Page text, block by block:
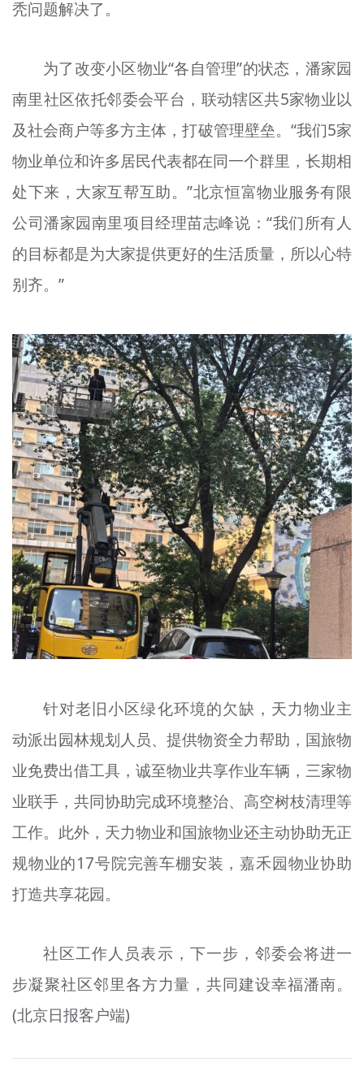
秃问题解决了。
为了改变小区物业“各自管理”的状态，潘家园
南里社区依托邻委会平台，联动辖区共5家物业以
及社会商户等多方主体，打破管理壁垒。“我们5家
物业单位和许多居民代表都在同一个群里，长期相
处下来，大家互帮互助。”北京恒富物业服务有限
公司潘家园南里项目经理苗志峰说：“我们所有人
的目标都是为大家提供更好的生活质量，所以心特
别齐。”
针对老旧小区绿化环境的欠缺，天力物业主
动派出园林规划人员、提供物资全力帮助，国旅物
业免费出借工具，诚至物业共享作业车辆，三家物
业联手，共同协助完成环境整治、高空树枝清理等
工作。此外，天力物业和国旅物业还主动协助无正
规物业的17号院完善车棚安装，嘉禾园物业协助
打造共享花园。
社区工作人员表示，下一步，邻委会将进一
步凝聚社区邻里各方力量，共同建设幸福潘南。
(北京日报客户端)